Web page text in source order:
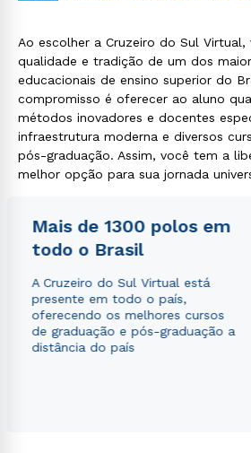
Ao escolher a Cruzeiro do Sul
qualidade e tradição de um dos
educacionais de ensino superior do
compromisso é oferecer ao aluno
métodos inovadores e docentes
infraestrutura moderna e diversos
pós-graduação. Assim, você tem a
melhor opção para sua jornada
Mais de 1300 polos em
todo o Brasil
A Cruzeiro do Sul Virtual está
presente em todo o país,
oferecendo os melhores cursos
de graduação e pós-graduação a
distância do país